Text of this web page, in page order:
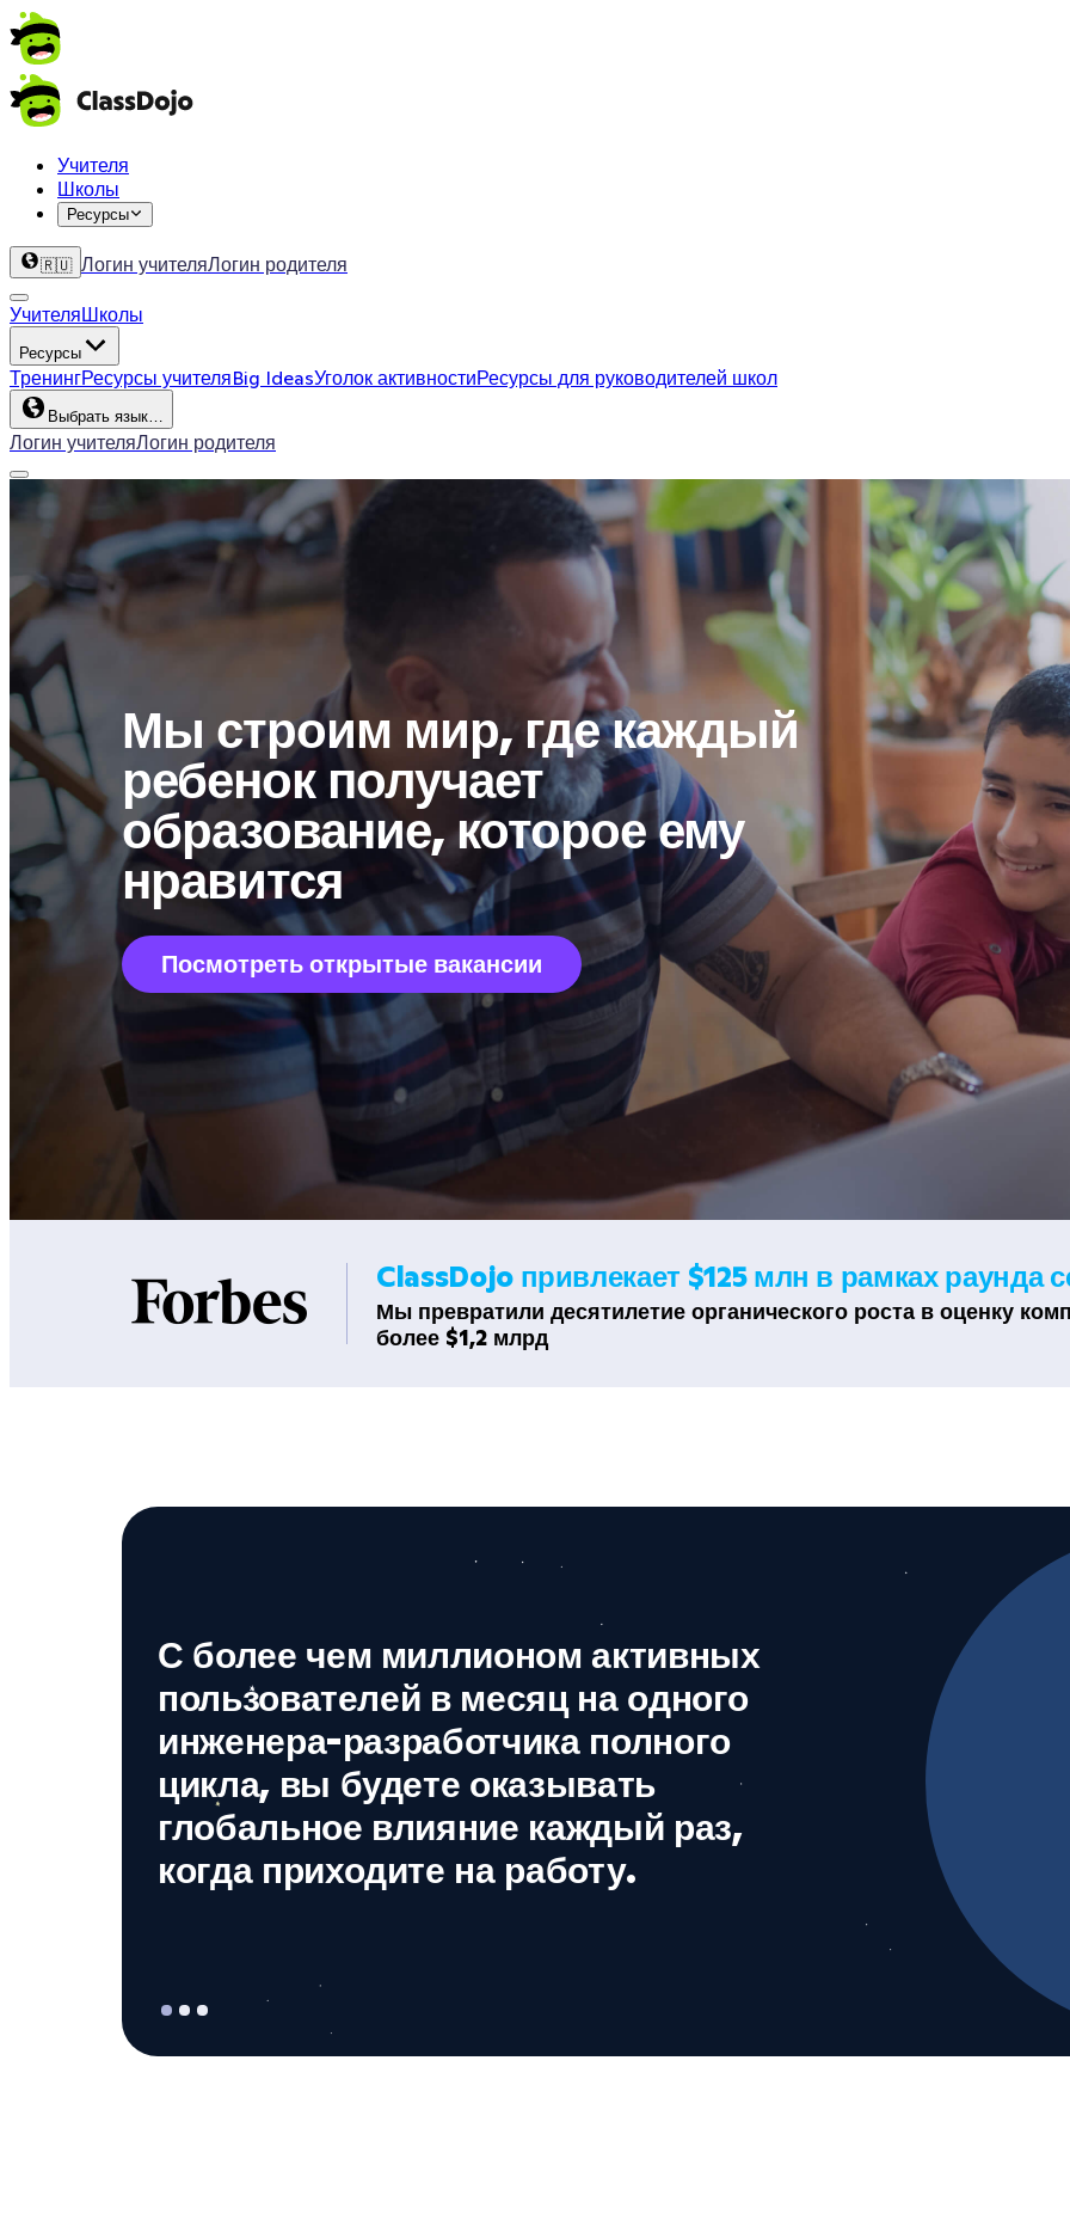
Учителя
Школы
Ресурсы
🇷🇺 Логин учителяЛогин родителя
УчителяШколы
Ресурсы
ТренингРесурсы учителяBig IdeasУголок активностиРесурсы для руководителей школ
Выбрать язык…
Логин учителяЛогин родителя
Мы строим мир, где каждый
ребенок получает
образование, которое ему
нравится
Посмотреть открытые вакансии
ClassDojo привлекает $125 млн в рамках раунда
Мы превратили десятилетие органического роста в оценку
более $1,2 млрд
С более чем миллионом активных
пользователей в месяц на одного
инженера-разработчика полного
цикла, вы будете оказывать
глобальное влияние каждый раз,
когда приходите на работу.
Мы строим
семей с
школ США.